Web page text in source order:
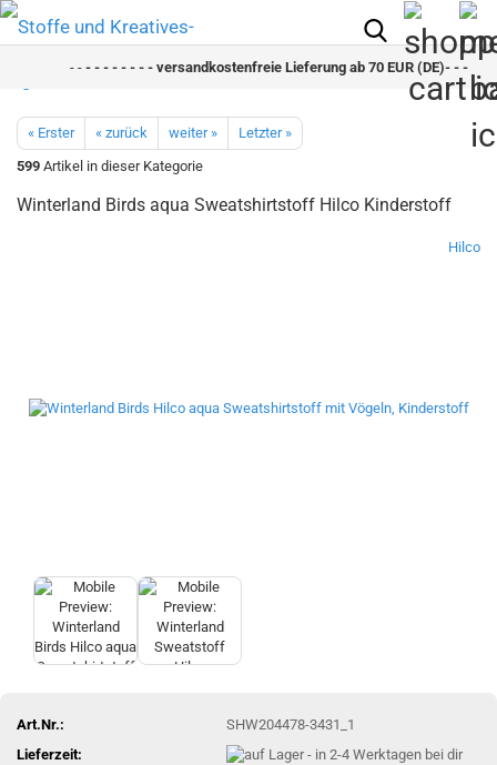
- -- - - - - - - - versandkostenfreie Lieferung ab 70 EUR (DE)- - - - - -
« Erster « zurück weiter »
Letzter »
599 Artikel in dieser Kategorie
Winterland Birds aqua Sweatshirtstoff Hilco Kinderstoff
Hilco
Art.Nr.:
SHW204478-3431_1
Lieferzeit: